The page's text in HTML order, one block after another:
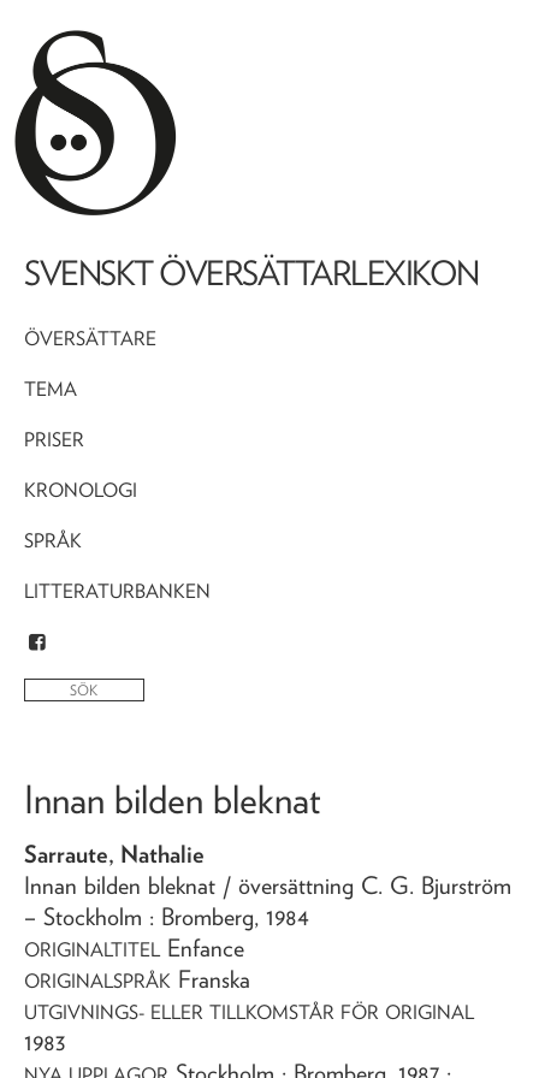
SVENSKT ÖVERSÄTTARLEXIKON
ÖVERSÄTTARE
TEMA
PRISER
KRONOLOGI
SPRÅK
LITTERATURBANKEN
Innan bilden bleknat
Sarraute, Nathalie
Innan bilden bleknat / översättning C. G. Bjurström
– Stockholm : Bromberg, 1984
ORIGINALTITEL Enfance
ORIGINALSPRÅK Franska
UTGIVNINGS- ELLER TILLKOMSTÅR FÖR ORIGINAL
1983